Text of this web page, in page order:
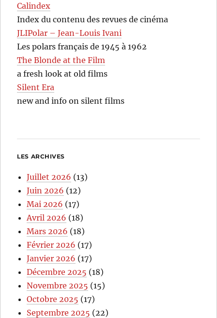
Calindex
Index du contenu des revues de cinéma
JLIPolar – Jean-Louis Ivani
Les polars français de 1945 à 1962
The Blonde at the Film
a fresh look at old films
Silent Era
new and info on silent films
LES ARCHIVES
Juillet 2026 (13)
Juin 2026 (12)
Mai 2026 (17)
Avril 2026 (18)
Mars 2026 (18)
Février 2026 (17)
Janvier 2026 (17)
Décembre 2025 (18)
Novembre 2025 (15)
Octobre 2025 (17)
Septembre 2025 (22)